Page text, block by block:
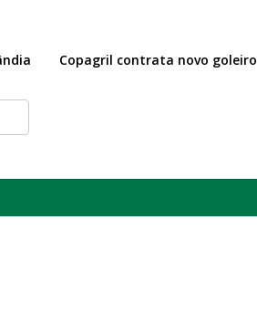
Copagril contrata novo goleiro